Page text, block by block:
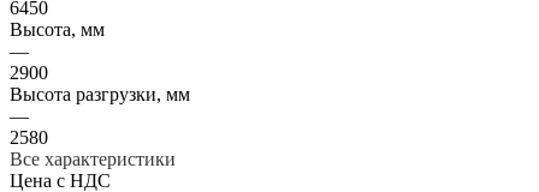
6450
Высота, мм
—
2900
Высота разгрузки, мм
—
2580
Все характеристики
Цена с НДС